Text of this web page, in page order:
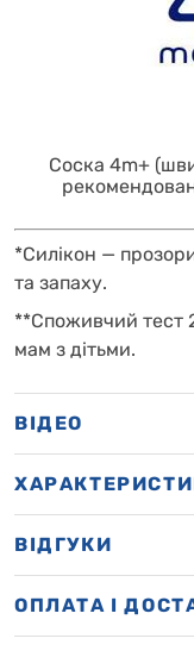
Соска 4m+
*Силікон —
та запаху.
**Споживчий тест
мам з дітьми.
ВІДЕО
ВІДГУКИ
OПЛАТА І